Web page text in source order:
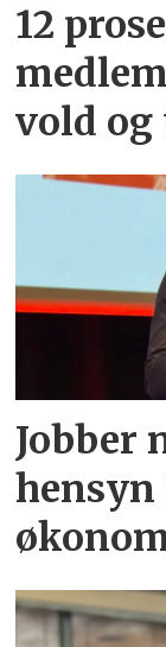
12
vold
Jobber